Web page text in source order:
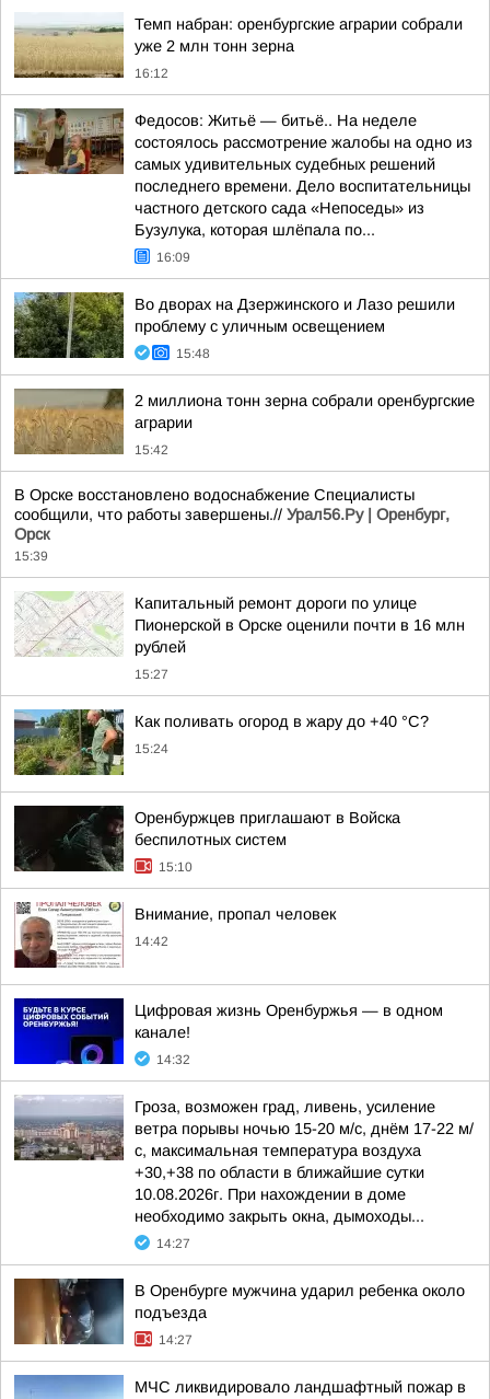
Темп набран: оренбургские аграрии собрали
уже 2 млн тонн зерна
16:12
Федосов: Житьё — битьё.. На неделе
состоялось рассмотрение жалобы на одно из
самых удивительных судебных решений
последнего времени. Дело воспитательницы
частного детского сада «Непоседы» из
Бузулука, которая шлёпала по...
16:09
Во дворах на Дзержинского и Лазо решили
проблему с уличным освещением
15:48
2 миллиона тонн зерна собрали оренбургские
аграрии
15:42
В Орске восстановлено водоснабжение Специалисты
сообщили, что работы завершены.// Урал56.Ру | Оренбург,
Орск
15:39
Капитальный ремонт дороги по улице
Пионерской в Орске оценили почти в 16 млн
рублей
15:27
Как поливать огород в жару до +40 °C?
15:24
Оренбуржцев приглашают в Войска
беспилотных систем
15:10
Внимание, пропал человек
14:42
Цифровая жизнь Оренбуржья — в одном
канале!
14:32
Гроза, возможен град, ливень, усиление
ветра порывы ночью 15-20 м/с, днём 17-22 м/
с, максимальная температура воздуха
+30,+38 по области в ближайшие сутки
10.08.2026г. При нахождении в доме
необходимо закрыть окна, дымоходы...
14:27
В Оренбурге мужчина ударил ребенка около
подъезда
14:27
МЧС ликвидировало ландшафтный пожар в